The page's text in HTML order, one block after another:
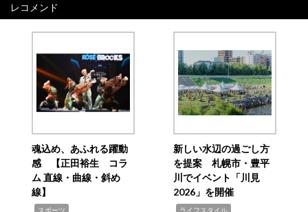
レコメンド
魂込め、あふれる躍動
感 【正田裕生 コラ
ム 直線・曲線・斜め
線】
スポーツ
新しい水辺の過ごし方
を提案 札幌市・豊平
川でイベント「川見
2026」を開催
ライフスタイル